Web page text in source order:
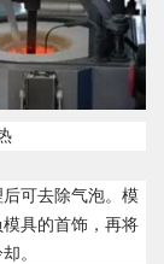
可去除气泡。模
具的首饰，再将
。